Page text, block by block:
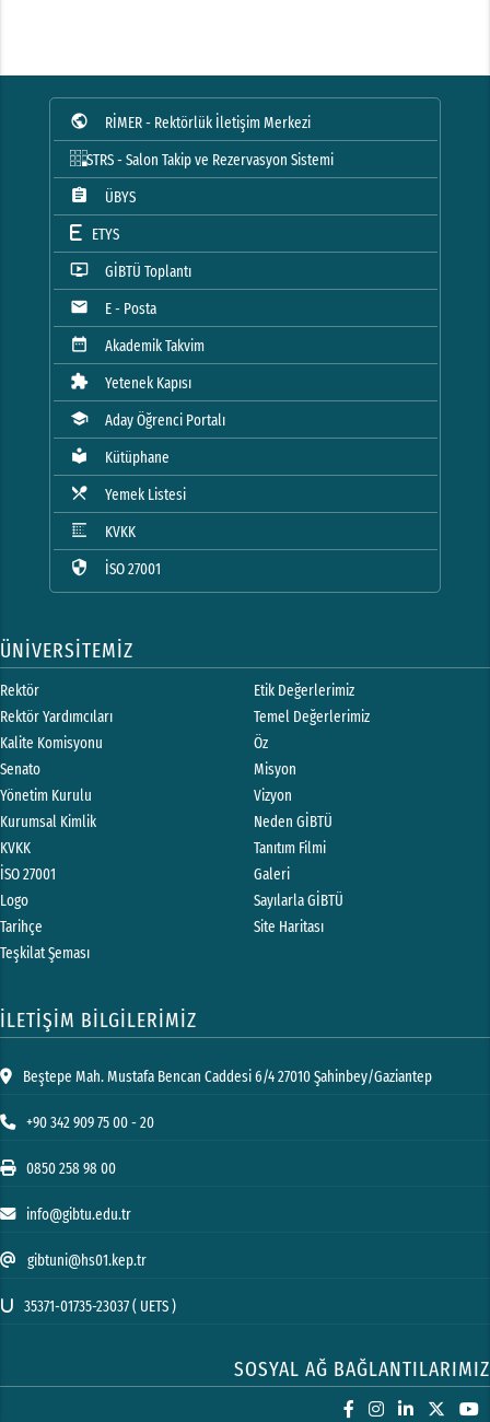
public
RİMER - Rektörlük İletişim Merkezi
STRS - Salon Takip ve Rezervasyon Sistemi
assignment
ÜBYS
ETYS
ondemand_video
GİBTÜ Toplantı
mail
E - Posta
date_range
Akademik Takvim
extension
Yetenek Kapısı
school
Aday Öğrenci Portalı
local_library
Kütüphane
local_dining
Yemek Listesi
blur_linear
KVKK
security
İSO 27001
ÜNİVERSİTEMİZ
Rektör
Rektör Yardımcıları
Kalite Komisyonu
Senato
Yönetim Kurulu
Kurumsal Kimlik
KVKK
İSO 27001
Logo
Tarihçe
Teşkilat Şeması
Etik Değerlerimiz
Temel Değerlerimiz
Öz
Misyon
Vizyon
Neden GİBTÜ
Tanıtım Filmi
Galeri
Sayılarla GİBTÜ
Site Haritası
İLETİŞİM BİLGİLERİMİZ
Beştepe Mah. Mustafa Bencan Caddesi 6/4 27010 Şahinbey/Gaziantep
+90 342 909 75 00 - 20
0850 258 98 00
info@gibtu.edu.tr
gibtuni@hs01.kep.tr
35371-01735-23037 ( UETS )
SOSYAL AĞ BAĞLANTILARIMIZ